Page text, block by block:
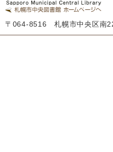
〒064-8516 札幌市中央区南